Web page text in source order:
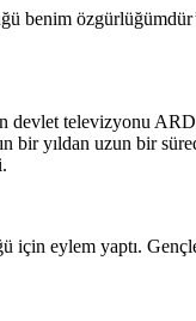
televizyonu
yıldan uzun bir
eylem yaptı.